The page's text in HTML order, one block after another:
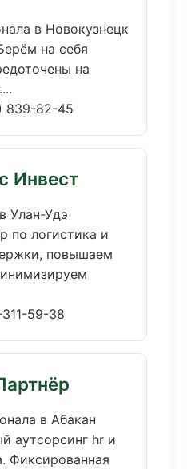
в Новокузнецк
на себя
на
839-82-45
Инвест
Улан-Удэ
по логистика и
повышаем
59-38
в Абакан
аутсорсинг hr и
Фиксированная